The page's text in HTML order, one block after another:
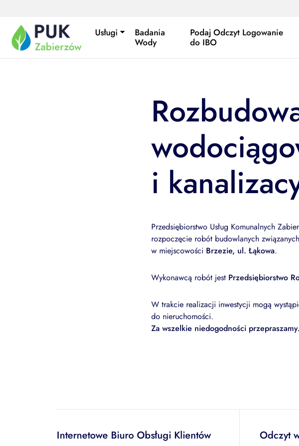
Usługi
Badania
Wody
Podaj Odczyt Logowanie
do IBO
i
Przedsiębiorstwo Usług Komunalnych
rozpoczęcie robót budowlanych
w miejscowości Brzezie, ul. Łąkowa.
Wykonawcą robót jest Przedsiębiorstwo
W trakcie realizacji inwestycji mogą
do nieruchomości.
Za wszelkie niedogodności przepraszamy.
Internetowe Biuro Obsługi Klientów Odczyt